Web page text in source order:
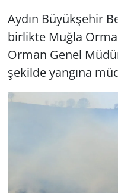
Aydın Büyükşehir
birlikte Muğla
Orman Genel
şekilde yangına